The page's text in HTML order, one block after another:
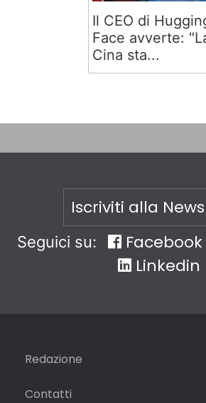
Il CEO di
Face avverte:
Cina sta...
Iscriviti alla
Seguici su: Facebook
Linkedin
Redazione
Contatti